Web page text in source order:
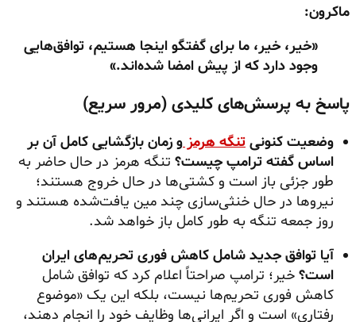
ماکرون:
«خیر، خیر، ما برای گفتگو اینجا هستیم، توافق‌هایی
وجود دارد که از پیش امضا شده‌اند.»
پاسخ به پرسش‌های کلیدی (مرور سریع)
وضعیت کنونی تنگه هرمزو زمان بازگشایی کامل آن بر
اساس گفته ترامپ چیست؟ تنگه هرمز در حال حاضر به
طور جزئی باز است و کشتی‌ها در حال خروج هستند؛
نیروها در حال خنثی‌سازی چند مین یافت‌شده هستند و
روز جمعه تنگه به طور کامل باز خواهد شد.
آیا توافق جدید شامل کاهش فوری تحریم‌های ایران
است؟ خیر؛ ترامپ صراحتاً اعلام کرد که توافق شامل
کاهش فوری تحریم‌ها نیست، بلکه این یک «موضوع
رفتاری» است و اگر ایرانی‌ها وظایف خود را انجام دهند،